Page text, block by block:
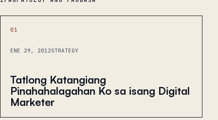
01
ENE 29, 2012STRATEGY
Tatlong Katangiang
Pinahahalagahan Ko sa isang Digital
Marketer